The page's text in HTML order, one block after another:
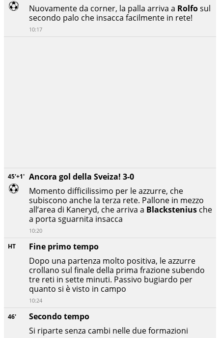
46'
Secondo tempo
Si riparte senza cambi nelle due formazioni
HT
Fine primo tempo
Dopo una partenza molto positiva, le azzurre
crollano sul finale della prima frazione subendo
tre reti in sette minuti. Passivo bugiardo per
quanto si è visto in campo
10:24
45'+1' Ancora gol della Sveiza! 3-0
Momento difficilissimo per le azzurre, che
subiscono anche la terza rete. Pallone in mezzo
all’area di Kaneryd, che arriva a Blackstenius che
a porta sguarnita insacca
10:20
Nuovamente da corner, la palla arriva a Rolfosul
secondo palo che insacca facilmente in rete!
10:17